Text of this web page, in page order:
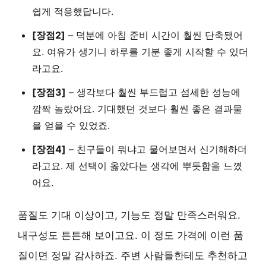
쉽게 적응했답니다.
[장점2] – 덕분에 아침 준비 시간이 훨씬 단축됐어
요. 여유가 생기니 하루를 기분 좋게 시작할 수 있더
라고요.
[장점3] – 생각보다 훨씬 부드럽고 섬세한 성능에
깜짝 놀랐어요. 기대했던 것보다 훨씬 좋은 결과물
을 얻을 수 있었죠.
[장점4] – 친구들이 뭐냐고 물어보면서 신기해하더
라고요. 제 선택이 옳았다는 생각에 뿌듯함을 느꼈
어요.
품질도 기대 이상이고, 기능도 정말 만족스러워요.
내구성도 튼튼해 보이고요. 이 정도 가격에 이런 품
질이면 정말 감사하죠. 주변 사람들한테도 추천하고